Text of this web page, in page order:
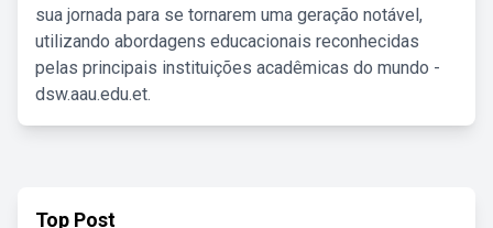
sua jornada para se tornarem uma geração notável,
utilizando abordagens educacionais reconhecidas
pelas principais instituições acadêmicas do mundo -
dsw.aau.edu.et.
Top Post